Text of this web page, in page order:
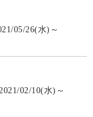
05/26(水)～
02/10(水)～